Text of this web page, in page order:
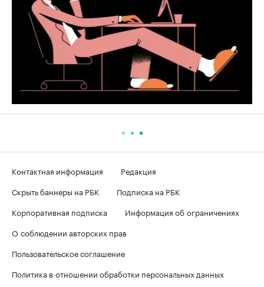
Контактная информация
Редакция
Скрыть баннеры на РБК
Подписка на РБК
Корпоративная подписка
Информация об ограничениях
О соблюдении авторских прав
Пользовательское соглашение
Политика в отношении обработки персональных данных